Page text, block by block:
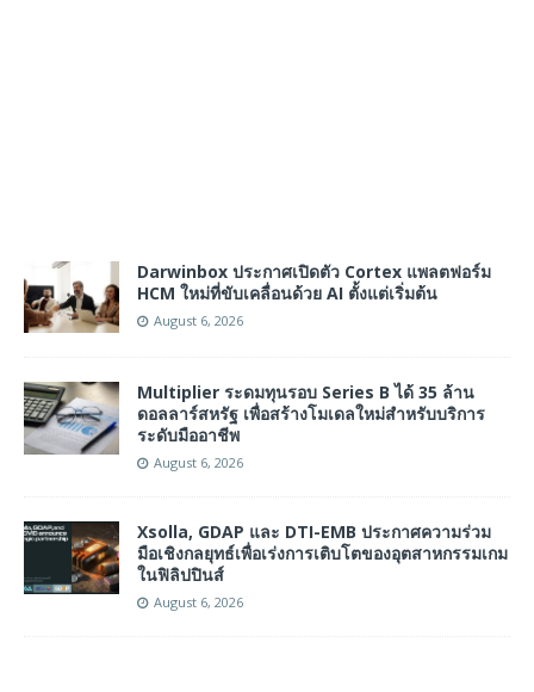
Darwinbox ประกาศเปิดตัว Cortex แพลตฟอร์ม
HCM ใหม่ที่ขับเคลื่อนด้วย AI ตั้งแต่เริ่มต้น
August 6, 2026
Multiplier ระดมทุนรอบ Series B ได้ 35 ล้าน
ดอลลาร์สหรัฐ เพื่อสร้างโมเดลใหม่สำหรับบริการ
ระดับมืออาชีพ
August 6, 2026
Xsolla, GDAP และ DTI-EMB ประกาศความร่วม
มือเชิงกลยุทธ์เพื่อเร่งการเติบโตของอุตสาหกรรมเกม
ในฟิลิปปินส์
August 6, 2026